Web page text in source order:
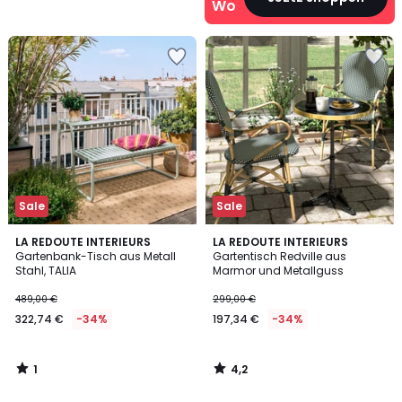
Wohn‑Deals
Sale
LA REDOUTE INTERIEURS
Gartenbank-Tisch aus Metall
Stahl, TALIA
489,00 €
322,74 € -34%
1
/
5
1
/
Sale
LA REDOUTE INTERIEURS
Gartentisch Redville aus
Marmor und Metallguss
299,00 €
197,34 € -34%
4,2
/ 5
4,2
/